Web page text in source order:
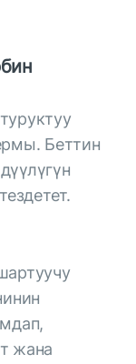
Беттин
жана